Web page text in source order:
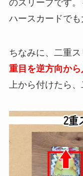
のスリーブです
ハースカードでも
ちなみに、二重ス
重目を逆方向から
上から付けたら